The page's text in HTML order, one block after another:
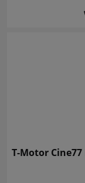
T-Motor Cine77